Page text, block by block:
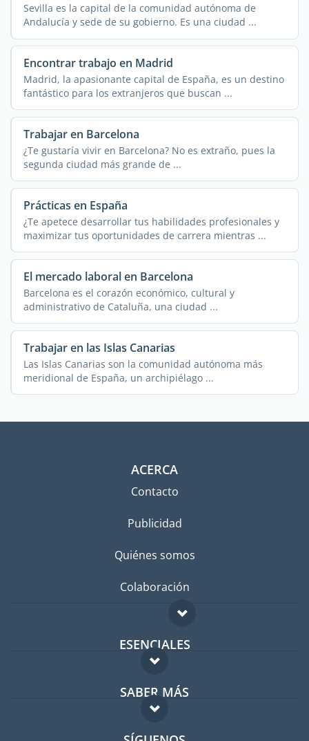
Sevilla es la capital de la comunidad autónoma de
Andalucía y sede de su gobierno. Es una ciudad ...
Encontrar trabajo en Madrid
Madrid, la apasionante capital de España, es un destino
fantástico para los extranjeros que buscan ...
Trabajar en Barcelona
¿Te gustaría vivir en Barcelona? No es extraño, pues la
segunda ciudad más grande de ...
Prácticas en España
¿Te apetece desarrollar tus habilidades profesionales y
maximizar tus oportunidades de carrera mientras ...
El mercado laboral en Barcelona
Barcelona es el corazón económico, cultural y
administrativo de Cataluña, una ciudad ...
Trabajar en las Islas Canarias
Las Islas Canarias son la comunidad autónoma más
meridional de España, un archipiélago ...
ACERCA
Contacto
Publicidad
Quiénes somos
Colaboración
ESENCIALES
Foro para expatriados
Guía para expatriados
Trabajos en el extranjero
SABER MÁS
FAQ